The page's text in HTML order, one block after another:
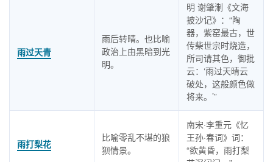
雨过天青
雨后转晴。也比喻
政治上由黑暗到光
明。
明 谢肇淛《文海
披沙记》：“陶
器，紫窑最古，世
传柴世宗时烧造，
所司请其色，御批
云：‘雨过天晴云
破处，这般颜色做
将来。’”
雨打梨花
比喻零乱不堪的狼
狈情景。
南宋·李重元《忆
王孙·春词》词：
“欲黄昏，雨打梨